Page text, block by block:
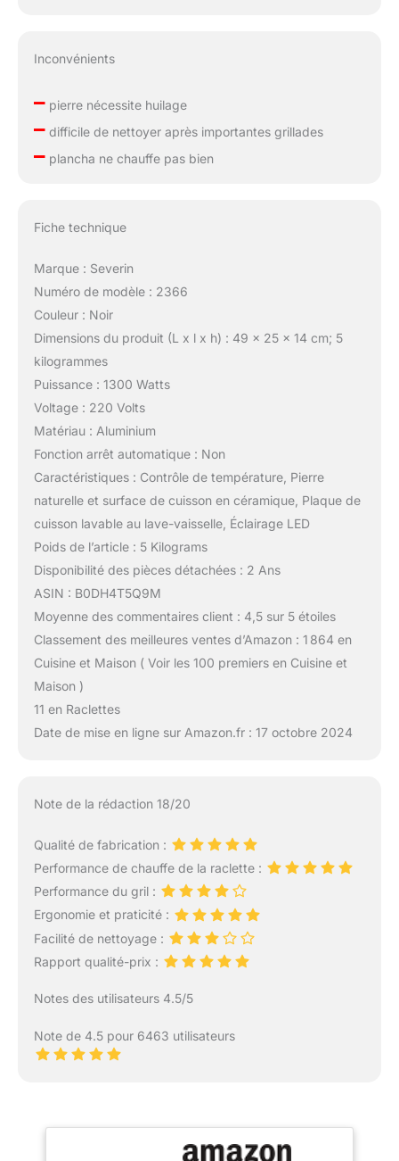
Inconvénients
–pierre nécessite huilage
–difficile de nettoyer après importantes grillades
–plancha ne chauffe pas bien
Fiche technique
Marque : Severin
Numéro de modèle : 2366
Couleur : Noir
Dimensions du produit (L x l x h) : 49 x 25 x 14 cm; 5
kilogrammes
Puissance : 1300 Watts
Voltage : 220 Volts
Matériau : Aluminium
Fonction arrêt automatique : Non
Caractéristiques : Contrôle de température, Pierre
naturelle et surface de cuisson en céramique, Plaque de
cuisson lavable au lave-vaisselle, Éclairage LED
Poids de l’article : 5 Kilograms
Disponibilité des pièces détachées : 2 Ans
ASIN : B0DH4T5Q9M
Moyenne des commentaires client : 4,5 sur 5 étoiles
Classement des meilleures ventes d’Amazon : 1 864 en
Cuisine et Maison ( Voir les 100 premiers en Cuisine et
Maison )
11 en Raclettes
Date de mise en ligne sur Amazon.fr : 17 octobre 2024
Note de la rédaction 18/20
Qualité de fabrication :
Performance de chauffe de la raclette :
Performance du gril :
Ergonomie et praticité :
Facilité de nettoyage :
Rapport qualité-prix :
Notes des utilisateurs 4.5/5
Note de 4.5 pour 6463 utilisateurs